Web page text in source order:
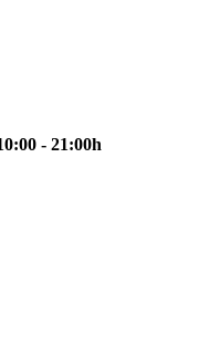
- 21:00h